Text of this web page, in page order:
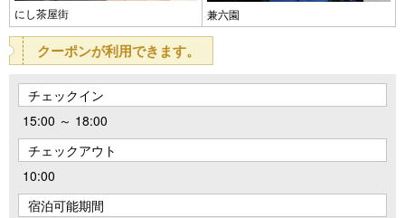
にし茶屋街 兼六園
クーポンが利用できます。
チェックイン
15:00 ～ 18:00
チェックアウト
10:00
宿泊可能期間